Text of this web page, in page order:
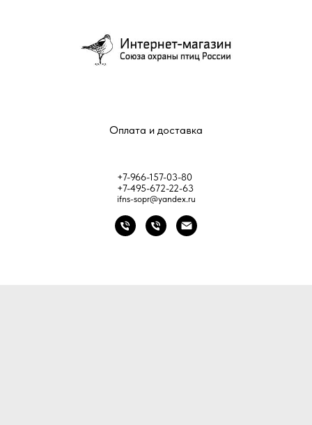
Оплата и доставка
+7-966-157-03-80
+7-495-672-22-63
ifns-sopr@yandex.ru